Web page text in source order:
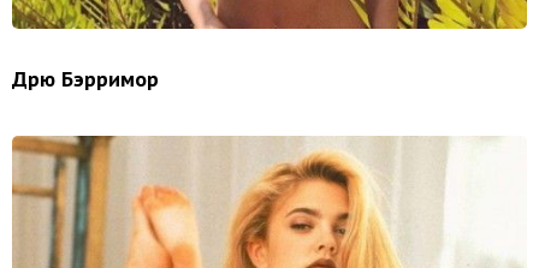
Дрю Бэрримор